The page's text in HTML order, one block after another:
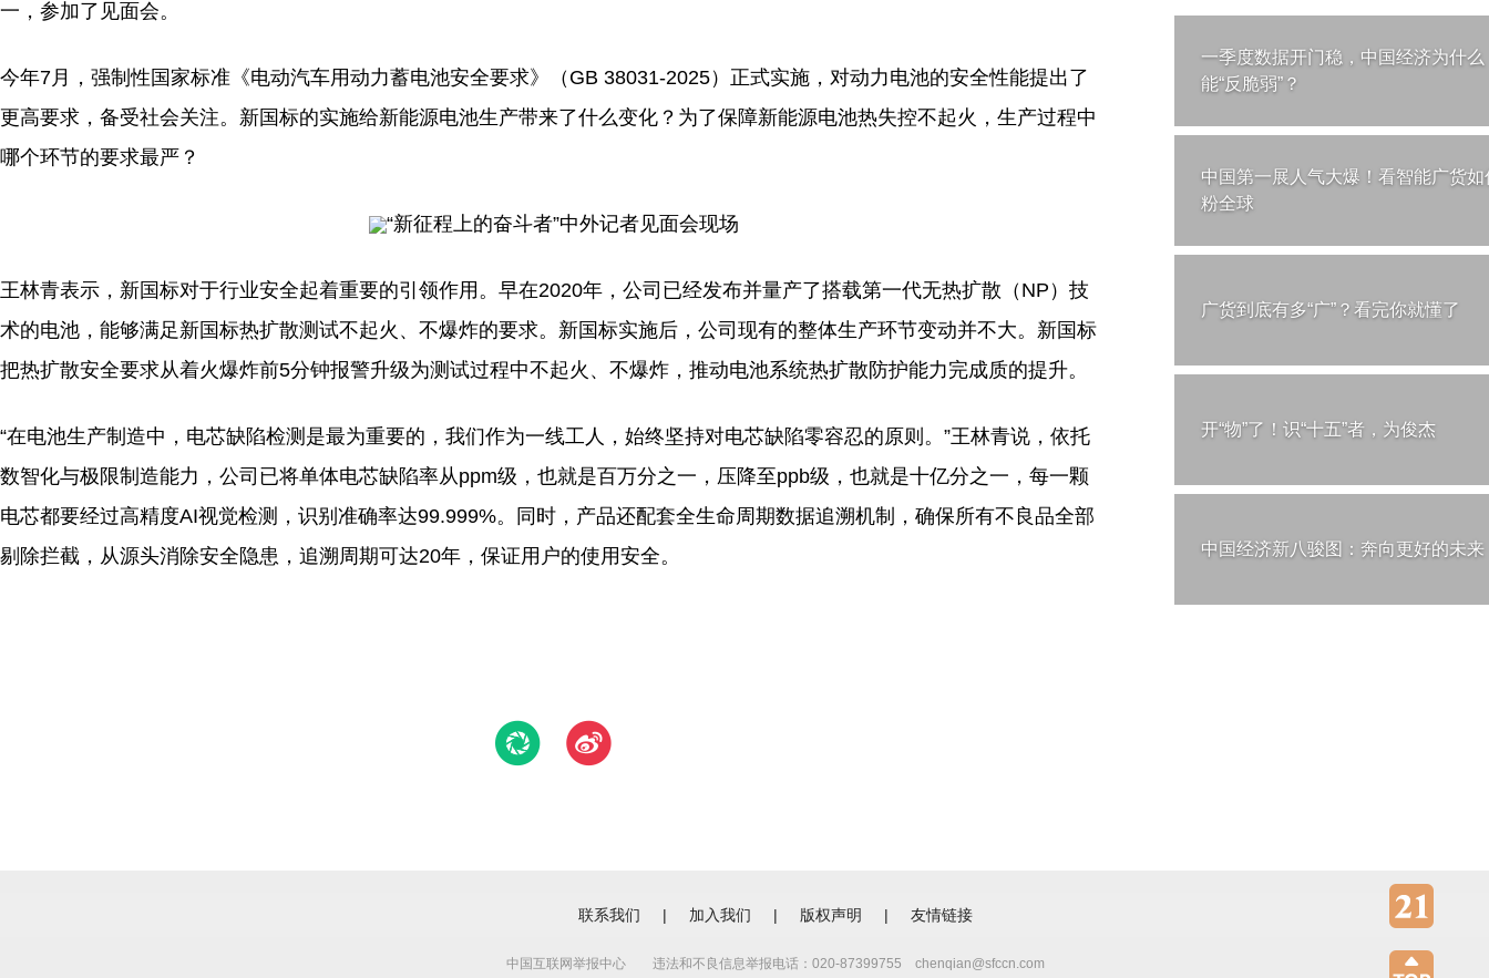
一，参加了见面会。
今年7月，强制性国家标准《电动汽车用动力蓄电池安全要求》（GB 38031-2025）正式实施，对动力电池的安全性能提出了
更高要求，备受社会关注。新国标的实施给新能源电池生产带来了什么变化？为了保障新能源电池热失控不起火，生产过程中
哪个环节的要求最严？
“新征程上的奋斗者”中外记者见面会现场
王林青表示，新国标对于行业安全起着重要的引领作用。早在2020年，公司已经发布并量产了搭载第一代无热扩散（NP）技
术的电池，能够满足新国标热扩散测试不起火、不爆炸的要求。新国标实施后，公司现有的整体生产环节变动并不大。新国标
把热扩散安全要求从着火爆炸前5分钟报警升级为测试过程中不起火、不爆炸，推动电池系统热扩散防护能力完成质的提升。
“在电池生产制造中，电芯缺陷检测是最为重要的，我们作为一线工人，始终坚持对电芯缺陷零容忍的原则。”王林青说，依托
数智化与极限制造能力，公司已将单体电芯缺陷率从ppm级，也就是百万分之一，压降至ppb级，也就是十亿分之一，每一颗
电芯都要经过高精度AI视觉检测，识别准确率达99.999%。同时，产品还配套全生命周期数据追溯机制，确保所有不良品全部
剔除拦截，从源头消除安全隐患，追溯周期可达20年，保证用户的使用安全。
一季度数据开门稳，中国经济为什么
能“反脆弱”？
中国第一展人气大爆！看智能广货如
粉全球
广货到底有多“广”？看完你就懂了
开“物”了！识“十五”者，为俊杰
中国经济新八骏图：奔向更好的未来
联系我们 | 加入我们 | 版权声明 | 友情链接
中国互联网举报中心 违法和不良信息举报电话：020-87399755 chenqian@sfccn.com